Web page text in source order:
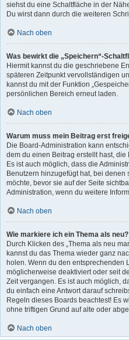
siehst du eine Schaltfläche in der
Du wirst dann durch die weiteren
Nach oben
Was bewirkt die „Speichern“-
Hiermit kannst du die geschriebene
späteren Zeitpunkt vervollständigen
kannst du mit der Funktion
persönlichen Bereich erneut laden.
Nach oben
Warum muss mein Beitrag erst
Die Board-Administration kann
dem du einen Beitrag erstellt hast,
Es ist auch möglich, dass die
Benutzern hinzugefügt hat, bei
möchte, bevor sie auf der Seite
Administration, wenn du weitere
Nach oben
Wie markiere ich ein Thema als neu?
Durch Klicken des „Thema als neu
kannst du das Thema wieder ganz
holen. Wenn du den entsprechenden
möglicherweise deaktiviert oder seit
Zeit vergangen. Es ist auch möglich,
du einfach eine Antwort darauf
Regeln dieses Boards beachtest! Es
ohne triftigen Grund auf alte oder
Nach oben